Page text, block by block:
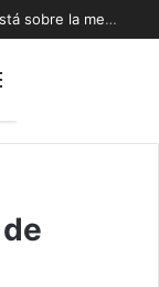
Biministro Daniel Mas: “La oportunidad está sobre la mesa y tenemos que aprovecharla”